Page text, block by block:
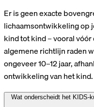
Er is geen exacte
lichaamsontwikkeling op
kind tot kind – vooral
algemene richtlijn raden
ongeveer 10–12 jaar,
ontwikkeling van het kind.
Wat onderscheidt het KIDS-